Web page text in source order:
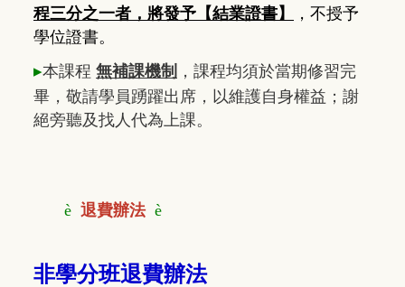
程三分之一者，將發予【結業證書】
，不授予
學位證書。
▸本課程 無補課機制 ，課程均須於當期修習完
畢，敬請學員踴躍出席，以維護自身權益；謝
絕旁聽及找人代為上課。
è 退費辦法 è
非學分班退費辦法